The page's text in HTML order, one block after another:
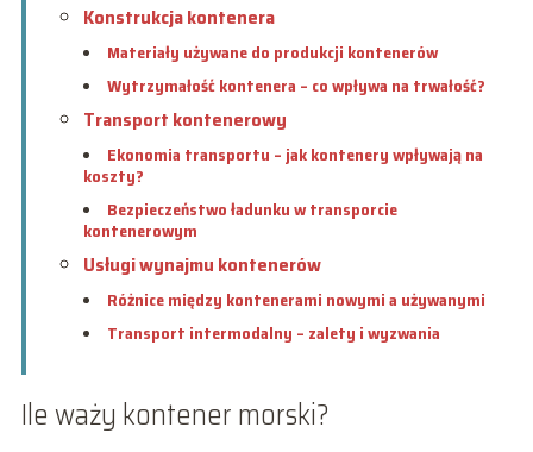
Konstrukcja kontenera
Materiały używane do produkcji kontenerów
Wytrzymałość kontenera – co wpływa na trwałość?
Transport kontenerowy
Ekonomia transportu – jak kontenery wpływają na
koszty?
Bezpieczeństwo ładunku w transporcie
kontenerowym
Usługi wynajmu kontenerów
Różnice między kontenerami nowymi a używanymi
Transport intermodalny – zalety i wyzwania
Ile waży kontener morski?